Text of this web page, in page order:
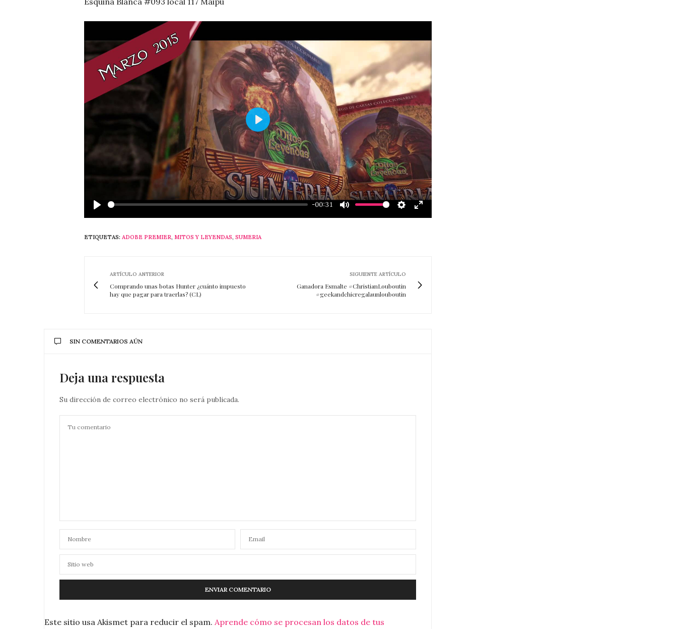
Play
-00:31
Mute Settings
Enter
Play
ETIQUETAS: ADOBE PREMIER, MITOS Y LEYENDAS, SUMERIA
ARTÍCULO ANTERIOR
Comprando unas botas Hunter ¿cuánto impuesto
hay que pagar para traerlas? (CL)
SIGUIENTE ARTÍCULO
Ganadora Esmalte #ChristianLouboutin
#geekandchicregalaunlouboutin
SIN COMENTARIOS AÚN
Deja una respuesta
Su dirección de correo electrónico no será publicada.
Este sitio usa Akismet para reducir el spam. Aprende cómo se procesan los datos de tus